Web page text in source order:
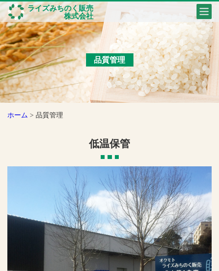
ライズみちのく販売
株式会社
品質管理
ホーム > 品質管理
低温保管